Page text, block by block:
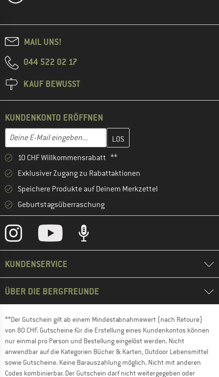
MAIL UNS!
044 522 02 17
KAUF BEWUSST
KUNDENKONTO ERÖFFNEN
E-Mail-Adresse
Gib hier deine E-Mail-Adresse ein und erstelle im nächsten
10 CHF Willkommensrabatt **
Exklusiver Zugang zu Rabattaktionen
Speichere Produkte auf Deinem Merkzettel
Geburtstagsüberraschung
KUNDENSERVICE
ÜBER DIE BERGFREUNDE
**Der Gutschein gilt ab einem Mindestabnahmewert (nach Retoure)
von 80 CHF. Gutscheine für die Erstellung eines Kundenkontos können
nur einmal pro Person und Bestellung eingelöst werden. Nicht
anwendbar auf die Kategorien Bücher & Karten, Outdoor Lebensmittel
sowie Gutscheine. Keine Barauszahlung möglich. Nicht mit anderen
Codes kombinierbar. Der Gutschein darf nicht weitergegeben oder